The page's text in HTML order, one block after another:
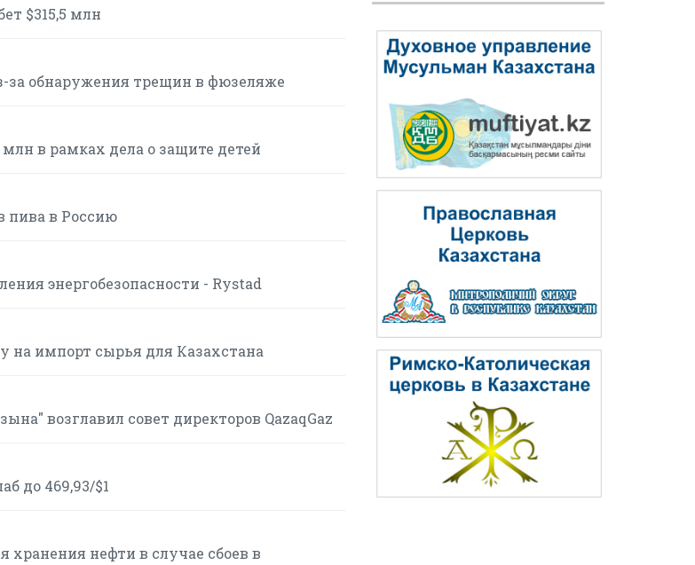
$315,5 млн
за обнаружения трещин в фюзеляже
в рамках дела о защите детей
пива в Россию
энергобезопасности - Rystad
на импорт сырья для Казахстана
возглавил совет директоров QazaqGaz
до 469,93/$1
нефти в случае сбоев в